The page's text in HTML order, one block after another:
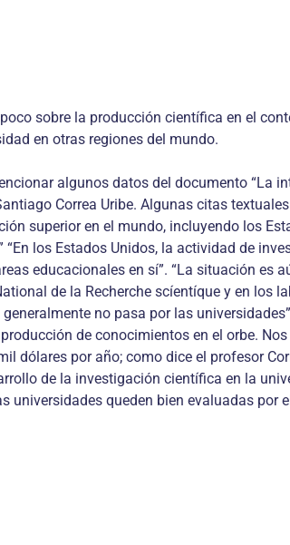
sobre la producción científica en el
en otras regiones del mundo.
algunos datos del documento “La
Correa Uribe. Algunas citas
superior en el mundo, incluyendo los
“En los Estados Unidos, la actividad de
educacionales en sí”. “La situación
de la Recherche scíentíque y en
no pasa por las
de conocimientos en el orbe.
dólares por año; como dice el profesor
de la investigación científica en la
universidades queden bien evaluadas por